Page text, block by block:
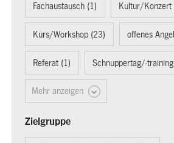
Fachaustausch (1) Kultur/Konzert
Kurs/Workshop (23) offenes
Referat (1) Schnuppertag/-
Mehr anzeigen
Zielgruppe